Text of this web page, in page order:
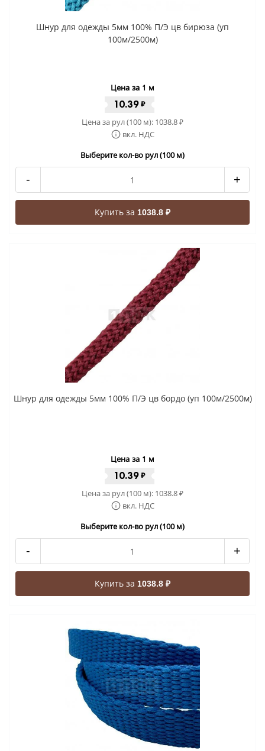
Шнур для одежды 5мм 100% П/Э цв бирюза (уп
100м/2500м)
Цена за 1 м
10.39₽
Цена за рул (100 м): 1038.8₽
вкл. НДС
Выберите кол-во рул (100 м)
- +
Купить за 1038.8 ₽
Шнур для одежды 5мм 100% П/Э цв бордо (уп 100м/2500м)
Цена за 1 м
10.39₽
Цена за рул (100 м): 1038.8₽
вкл. НДС
Выберите кол-во рул (100 м)
- +
Купить за 1038.8 ₽